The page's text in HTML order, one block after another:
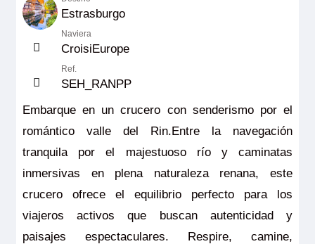
Estrasburgo
Naviera
CroisiEurope
Ref.
SEH_RANPP
Embarque en un crucero con senderismo por el
romántico valle del Rin.Entre la navegación
tranquila por el majestuoso río y caminatas
inmersivas en plena naturaleza renana, este
crucero ofrece el equilibrio perfecto para los
viajeros activos que buscan autenticidad y
paisajes espectaculares. Respire, camine,